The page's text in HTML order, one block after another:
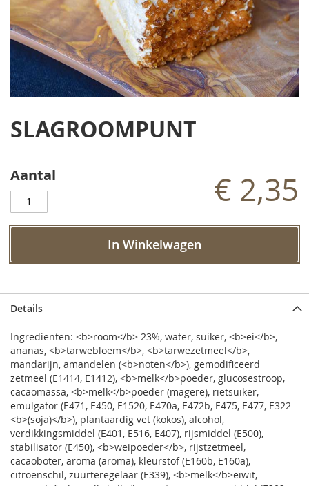
het
de
gallerij
SLAGROOMPUNT
Aantal € 2,35
In Winkelwagen
Details
Ingredienten: <b>room</b> 23%, water, suiker, <b>ei</b>,
ananas, <b>tarwebloem</b>, <b>tarwezetmeel</b>,
mandarijn, amandelen (<b>noten</b>), gemodificeerd
zetmeel (E1414, E1412), <b>melk</b>poeder, glucosestroop,
cacaomassa, <b>melk</b>poeder (magere), rietsuiker,
emulgator (E471, E450, E1520, E470a, E472b, E475, E477, E322
<b>(soja)</b>), plantaardig vet (kokos), alcohol,
verdikkingsmiddel (E401, E516, E407), rijsmiddel (E500),
stabilisator (E450), <b>weipoeder</b>, rijstzetmeel,
cacaoboter, aroma (aroma), kleurstof (E160b, E160a),
citroenschil, zuurteregelaar (E339), <b>melk</b>eiwit,